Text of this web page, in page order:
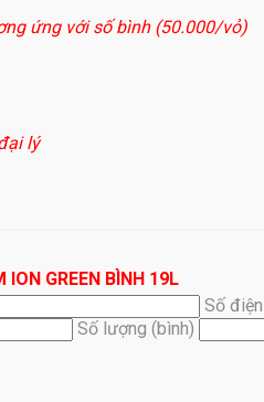
ứng với số bình (50.000/vỏ)
lý
GREEN BÌNH 19L
Số
Số lượng (bình)